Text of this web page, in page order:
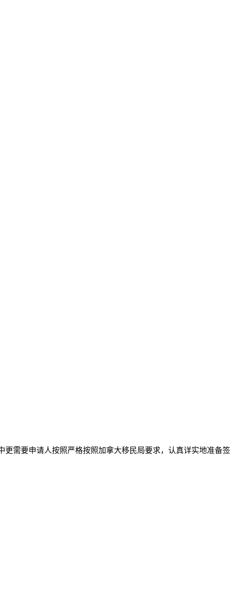
需要申请人按照严格按照加拿大移民局要求，认真详实地准备签